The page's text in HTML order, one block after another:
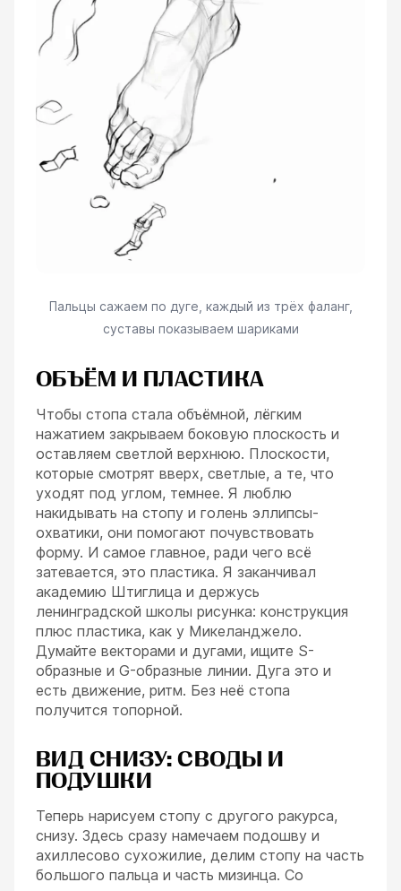
Пальцы сажаем по дуге, каждый из трёх фаланг,
суставы показываем шариками
ОБЪЁМ И ПЛАСТИКА
Чтобы стопа стала объёмной, лёгким
нажатием закрываем боковую плоскость и
оставляем светлой верхнюю. Плоскости,
которые смотрят вверх, светлые, а те, что
уходят под углом, темнее. Я люблю
накидывать на стопу и голень эллипсы-
охватики, они помогают почувствовать
форму. И самое главное, ради чего всё
затевается, это пластика. Я заканчивал
академию Штиглица и держусь
ленинградской школы рисунка: конструкция
плюс пластика, как у Микеланджело.
Думайте векторами и дугами, ищите S-
образные и G-образные линии. Дуга это и
есть движение, ритм. Без неё стопа
получится топорной.
ВИД СНИЗУ: СВОДЫ И
ПОДУШКИ
Теперь нарисуем стопу с другого ракурса,
снизу. Здесь сразу намечаем подошву и
ахиллесово сухожилие, делим стопу на часть
большого пальца и часть мизинца. Со